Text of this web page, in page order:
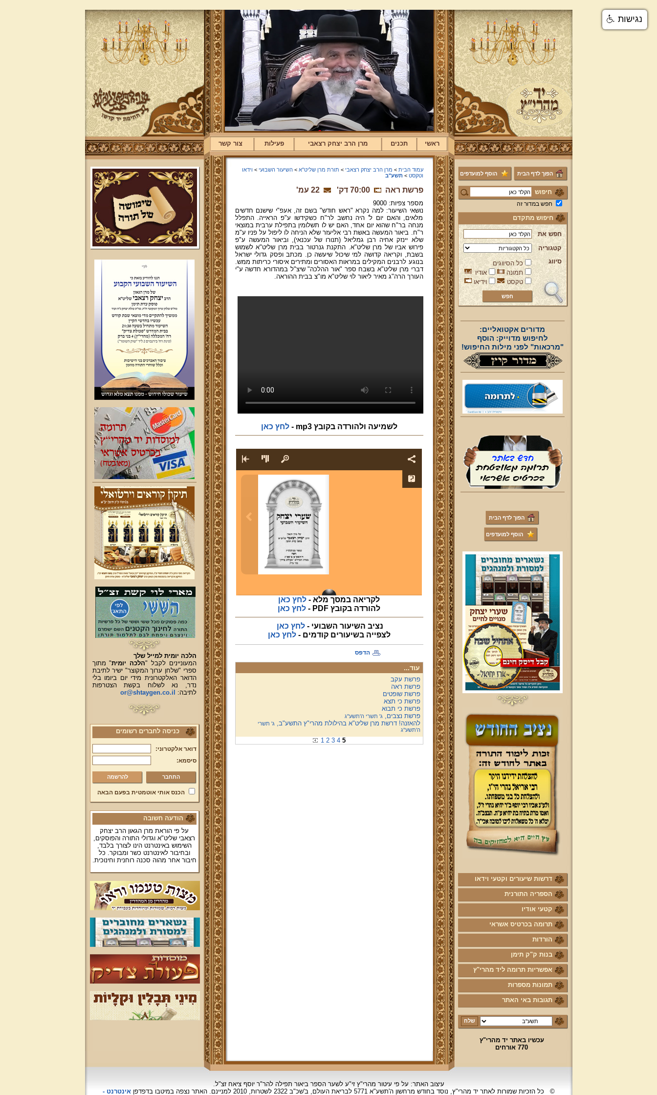
ראשי תכנים מרן הרב יצחק רצאבי פעילות צור קשר
הפוך לדף הבית הוסף למועדפים
חיפוש
חפש במדור זה
חיפוש מתקדם
חפש את
קטגוריה
סיווג
כל הסיווגים
תמונה
אודיו
טקסט
וידיאו
מדורים אקטואליים:
לחיפוש מדוייק: הוסף
"מרכאות" לפני מילות החיפוש!
הפוך לדף הבית
הוסף למועדפים
דרשות שיעורים וקטעי וידאו
הספריה התורנית
קטעי אודיו
תרומה בכרטיס אשראי
הורדות
בנות ק"ק תימן
אפשריות תרומה ליד מהרי"ץ
תמונות מספרות
תגובות באי האתר
עכשיו באתר יד מהרי"ץ
770 אורחים
עמוד הבית > מרן הרב יצחק רצאבי > תורת מרן שליט"א > השיעור השבועי > וידאו
וטקסט > תשע"ב
פרשת ראה 70:00 דק' 22 עמ'
מספר צפיות: 9000
נושאי השיעור: למה נקרא "ראש חודש" בשם זה, אעפ"י שישנם חדשים
מלאים, והאם יום ל' היה נחשב לר"ח כשקידשו ע"פ הראייה. התפלל
מנחה בר"ח שהוא יום אחד, האם יש לו תשלומין בתפילת ערבית במוצאי
ר"ח. ביאור המעשה באשת רבי אליעזר שלא הניחה לו ליפול על פניו ע"מ
שלא יינזק אחיה רבן גמליאל (תנורו של עכנאי), וביאור המעשה ע"פ
פירוש אביו של מרן שליט"א. התקנת גנרטור בבית מרן שליט"א לשמוש
בשבת, וקריאה קדושה למי שיכול שיעשה כן. מכתב ופסק גדולי ישראל
בנוגע לרבנים המקילים במראות האסורים ומתירים איסורי כריתות ממש.
דברי מרן שליט"א בשבח ספר "אור ההלכה" שיצ"ל במהדורא חדשה ע"י
העורך הרה"ג מאיר ליאור לוי שליט"א מו"צ בבית ההוראה.
לשמיעה ולהורדה בקובץ mp3 - לחץ כאן
לקריאה במסך מלא - לחץ כאן
להורדה בקובץ PDF -
לחץ כאן
נציב השיעור השבועי - לחץ כאן
לצפייהבשיעורים קודמים -לחץ כאן
הדפס
עוד...
פרשת עקב
פרשת ראה
פרשת שופטים
פרשת כי תצא
פרשת כי תבוא
פרשת נצבים,ג' תשרי ה'תשע''ג
להאזנה! דרשת מרן שליט"א בהילולת מהרי"ץ התשע"ב,ג' תשרי
ה'תשע''ג
1 2 3 4 5
הלכה יומית למייל שלך
המעוניינים לקבל "הלכה יומית" מתוך
ספרי "שלחן ערוך המקוצר" ישיר לתיבת
הדואר האלקטרונית מידי יום ביומו בלי
נדר, נא לשלוח בקשת הצטרפות
לתיבה:
or@shtaygen.co.il
כניסה לחברים רשומים
דואר אלקטרוני:
סיסמא:
להרשמה
הכנס אותי אוטמטית בפעם הבאה
הודעה חשובה
על פי הוראת מרן הגאון הרב יצחק
רצאבי שליט"א וגדולי התורה והפוסקים,
השימוש באינטרנט הינו לצורך בלבד,
ובחיבור לאינטרנט כשר ומבוקר. כל
חיבור אחר מהוה סכנה רוחנית וחינוכית.
עיצוב האתר: על פי עיטור מהרי"ץ זי"ע לשער הספר ביאור תפילה להר"ר יוסף ציאח זצ"ל.
©
כל הזכיות שמורות לאתר יד מהרי"ץ, נוסד בחודש מרחשוןה'תשע"א 5771 לבריאת העולם, ב'שכ"ב 2322 לשטרות, 2010 למניינם. האתר נצפהבמיטבו בדפדפןאינטרנט -
נגישות